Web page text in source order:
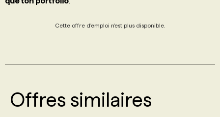
Cette offre d'emploi n'est plus disponible.
Offres similaires